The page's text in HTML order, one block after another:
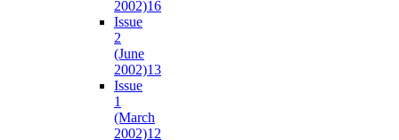
2002)16
Issue
2
(June
2002)13
Issue
1
(March
2002)12